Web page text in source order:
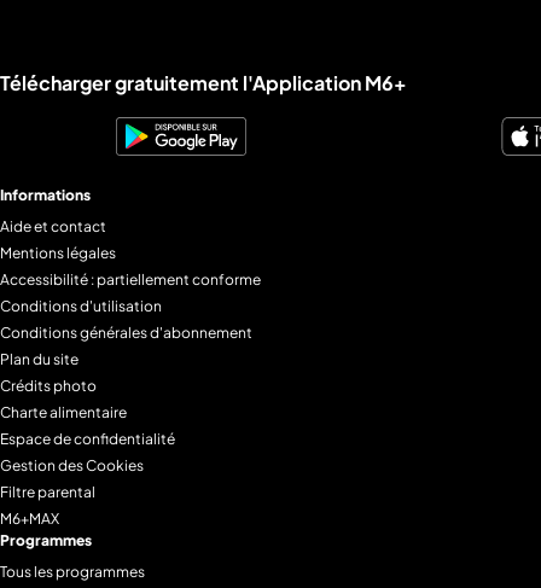
Liens utiles M6+.
Télécharger gratuitement l'Application M6+
Informations
Aide et contact
Mentions légales
Accessibilité : partiellement conforme
Conditions d'utilisation
Conditions générales d'abonnement
Plan du site
Crédits photo
Charte alimentaire
Espace de confidentialité
Gestion des Cookies
Filtre parental
M6+MAX
Programmes
Tous les programmes